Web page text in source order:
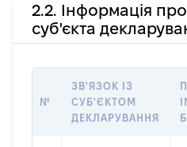
2.2. Інформація про
суб'єкта
№
ЗВ'ЯЗОК ІЗ
СУБ'ЄКТОМ
ДЕКЛАРУВАННЯ